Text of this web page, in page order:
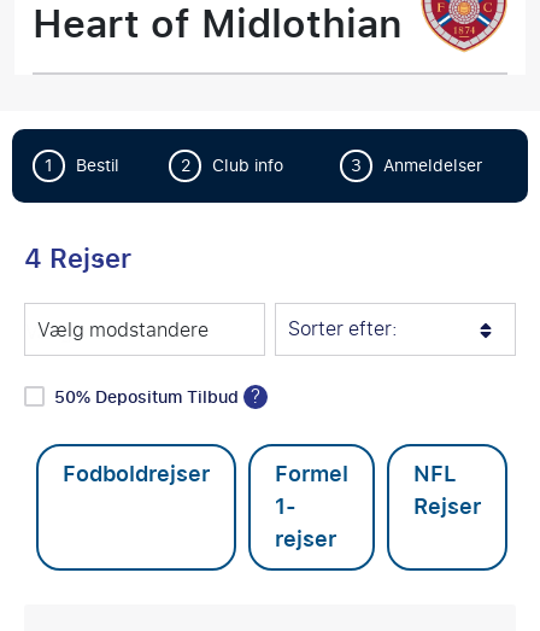
Heart of Midlothian
1 Bestil 2 Club info 3 Anmeldelser
4 Rejser
Vælg modstandere Sorter efter:
50% Depositum Tilbud ?
Fodboldrejser Formel
1-
rejser
NFL
Rejser